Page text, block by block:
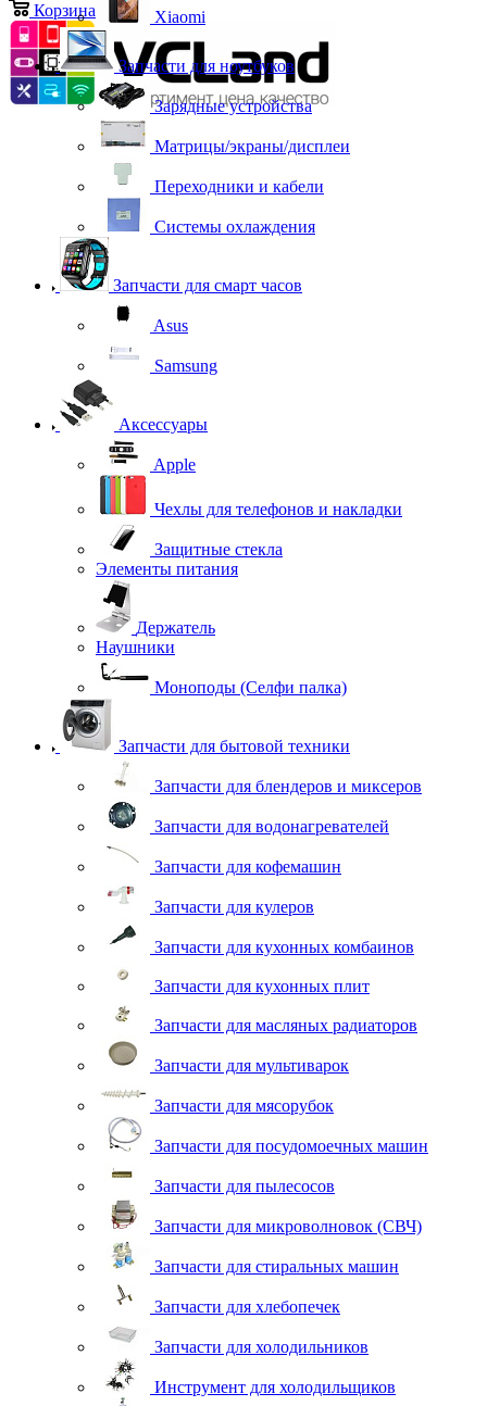
Корзина Xiaomi
Запчасти для ноутбуков
Зарядные устройства
Матрицы/экраны/дисплеи
Переходники и кабели
Системы охлаждения
Запчасти для смарт часов
Asus
Samsung
Аксессуары
Apple
Чехлы для телефонов и накладки
Защитные стекла
Элементы питания
Держатель
Наушники
Моноподы (Селфи палка)
Запчасти для бытовой техники
Запчасти для блендеров и миксеров
Запчасти для водонагревателей
Запчасти для кофемашин
Запчасти для кулеров
Запчасти для кухонных комбаинов
Запчасти для кухонных плит
Запчасти для масляных радиаторов
Запчасти для мультиварок
Запчасти для мясорубок
Запчасти для посудомоечных машин
Запчасти для пылесосов
Запчасти для микроволновок (СВЧ)
Запчасти для стиральных машин
Запчасти для хлебопечек
Запчасти для холодильников
Инструмент для холодильщиков